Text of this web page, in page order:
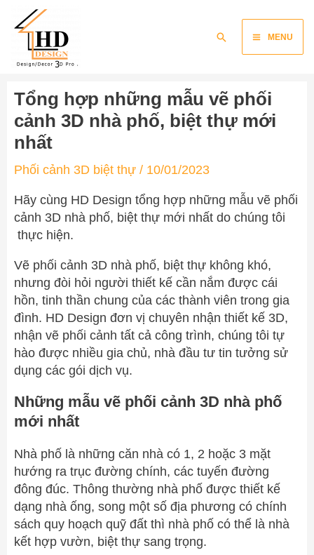
content
Search
Main
Menu
MENU
Tổng hợp những mẫu vẽ phối
cảnh 3D nhà phố, biệt thự mới
nhất
Phối cảnh 3D biệt thự/ 10/01/2023
Hãy cùng HD Design tổng hợp những mẫu vẽ phối
cảnh 3D nhà phố, biệt thự mới nhất do chúng tôi
thực hiện.
Vẽ phối cảnh 3D nhà phố, biệt thự không khó,
nhưng đòi hỏi người thiết kế cần nắm được cái
hồn, tinh thần chung của các thành viên trong gia
đình. HD Design đơn vị chuyên nhận thiết kế 3D,
nhận vẽ phối cảnh tất cả công trình, chúng tôi tự
hào được nhiều gia chủ, nhà đầu tư tin tưởng sử
dụng các gói dịch vụ.
Những mẫu vẽ phối cảnh 3D nhà phố
mới nhất
Nhà phố là những căn nhà có 1, 2 hoặc 3 mặt
hướng ra trục đường chính, các tuyến đường
đông đúc. Thông thường nhà phố được thiết kế
dạng nhà ống, song một số địa phương có chính
sách quy hoạch quỹ đất thì nhà phố có thể là nhà
kết hợp vườn, biệt thự sang trọng.